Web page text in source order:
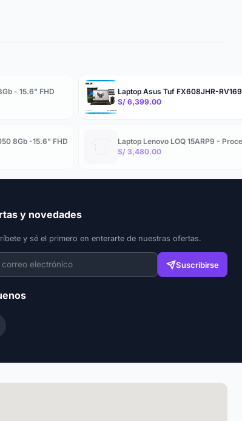
- 15.6" FHD
Laptop Asus Tuf FX608JHR-
S/ 6,399.00
8Gb -15.6" FHD
Laptop Lenovo LOQ 15ARP9 -
S/ 3,480.00
y novedades
y sé el primero en enterarte de nuestras ofertas.
Suscribirse